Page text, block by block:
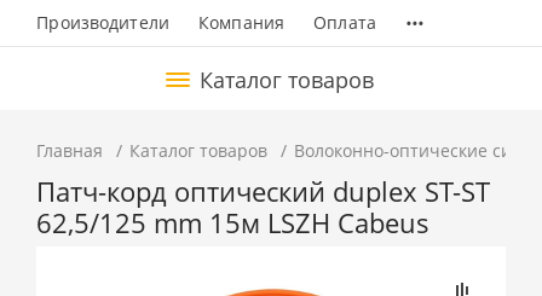
Производители Компания Оплата ...
Каталог товаров
Главная Каталог товаров Волоконно-оптические
Патч-корд оптический duplex ST-ST
62,5/125 mm 15м LSZH Cabeus